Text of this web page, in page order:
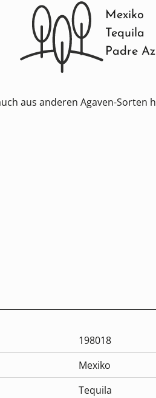
Mexiko
Tequila
Padre
aus anderen Agaven-
198018
Mexiko
Tequila